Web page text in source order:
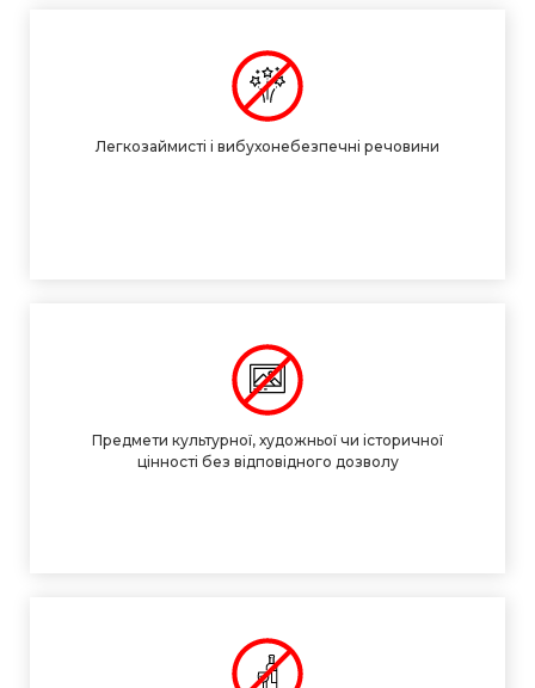
Легкозаймисті і вибухонебезпечні речовини
Предмети культурної, художньої чи історичної
цінності без відповідного дозволу